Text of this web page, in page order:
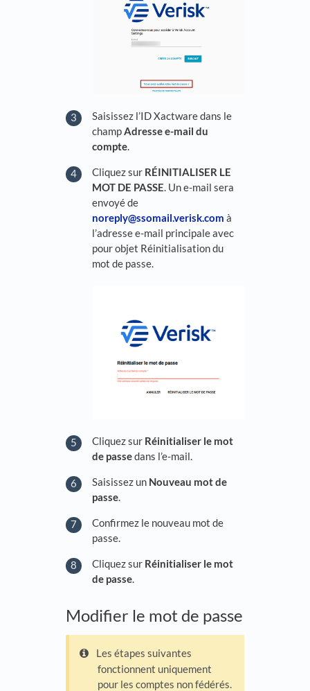
Saisissez l’ID Xactware dans le
champAdresse e-mail du
compte.
Cliquez sur RÉINITIALISER LE
MOT DE PASSE. Un e-mail sera
envoyé de
noreply@ssomail.verisk.com à
l’adresse e-mail principale avec
pour objet Réinitialisation du
mot de passe.
Cliquez sur Réinitialiser le mot
de passedans l’e-mail.
Saisissez un Nouveau mot de
passe.
Confirmez le nouveau mot de
passe.
Cliquez sur Réinitialiser le mot
de passe.
Modifier le mot de passe
Les étapes suivantes
fonctionnent uniquement
pour les comptes non fédérés.